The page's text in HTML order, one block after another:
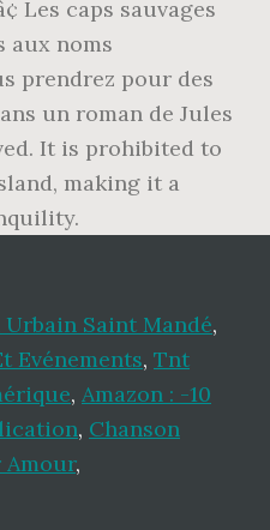
Saint Mandé,
Evénements, Tnt
, Amazon : -10
, Chanson
Amour,